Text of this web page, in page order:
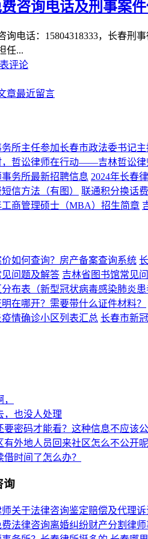
咨询电话及刑事案
询电话：15804318333，长春
任...
评论
章最近留言
2024年长春
联通积分换话
吉林省图书馆常见
长春市新
，也没人处理
要密码才能看？这种信息不应该
有外地人员回来社区怎么不公开呢
借时间了怎么办？
询